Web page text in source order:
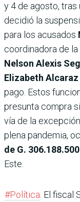
y 4 de agosto, tras
decidió la
para los acusados
coordinadora de
Nelson Alexis
Elizabeth
pago. Estos
presunta compra
vía de la
plena pandemia,
de G. 306.188.500
Este.
#Política. El fiscal